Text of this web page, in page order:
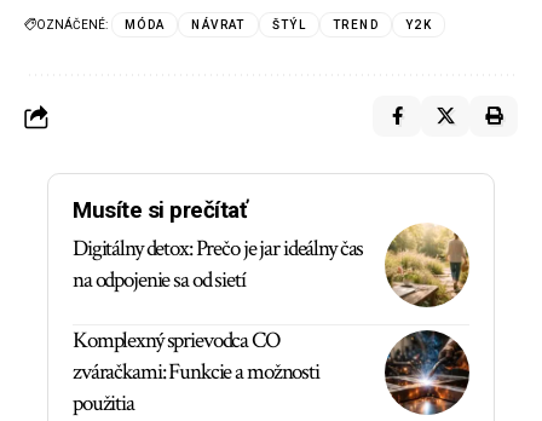
OZNÁČENÉ: MÓDA NÁVRAT ŠTÝL TREND Y2K
Musíte si prečítať
Digitálny detox: Prečo je jar ideálny čas
na odpojenie sa od sietí
Komplexný sprievodca CO
zváračkami: Funkcie a možnosti
použitia